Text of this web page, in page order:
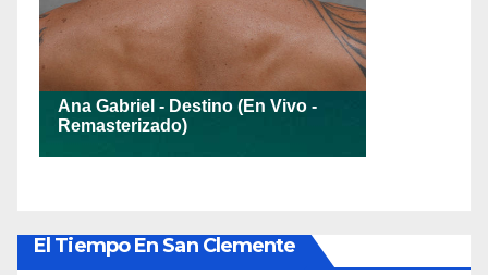
El Tiempo En San Clemente